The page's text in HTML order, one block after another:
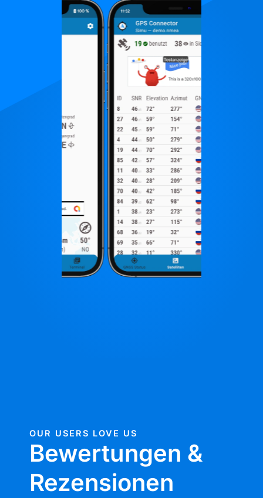
OUR USERS LOVE US
Bewertungen &
Rezensionen